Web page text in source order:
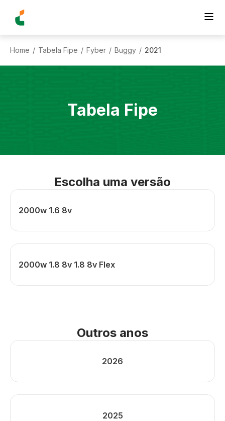
Home / Tabela Fipe / Fyber / Buggy / 2021
Tabela Fipe
Escolha uma versão
2000w 1.6 8v
2000w 1.8 8v 1.8 8v Flex
Outros anos
2026
2025